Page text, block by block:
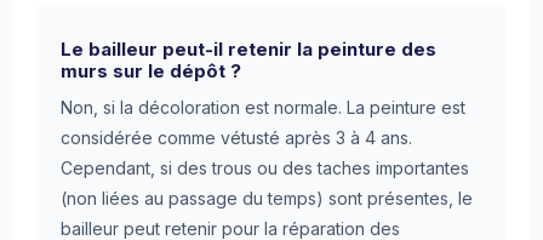
Le bailleur peut-il retenir la peinture des
murs sur le dépôt ?
Non, si la décoloration est normale. La peinture est
considérée comme vétusté après 3 à 4 ans.
Cependant, si des trous ou des taches importantes
(non liées au passage du temps) sont présentes, le
bailleur peut retenir pour la réparation des